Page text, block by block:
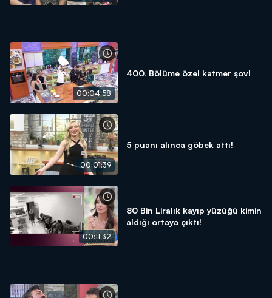
00:04:58
400. Bölüme özel katmer şov!
00:01:39
5 puanı alınca göbek attı!
00:11:32
80 Bin Liralık kayıp yüzüğü kimin
aldığı ortaya çıktı!